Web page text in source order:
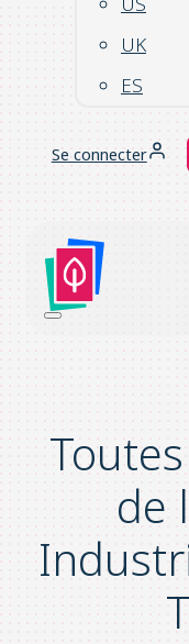
UK
ES
Se connecter
de